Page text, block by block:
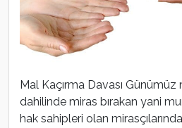
Mal Kaçırma Davası
dahilinde miras bırakan yani
hak sahipleri olan